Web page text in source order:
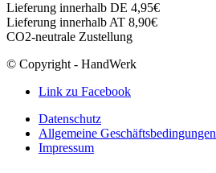
Lieferung innerhalb DE 4,95€
Lieferung innerhalb AT 8,90€
CO2-neutrale Zustellung
© Copyright - HandWerk
Link zu Facebook
Datenschutz
Allgemeine Geschäftsbedingungen
Impressum